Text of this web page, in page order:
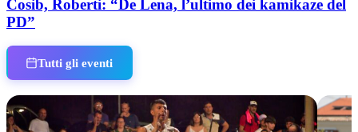
Cosib, Roberti: “De Lena, l’ultimo dei kamikaze del
PD”
Tutti gli eventi